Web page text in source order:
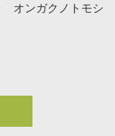
オンガクノトモシ